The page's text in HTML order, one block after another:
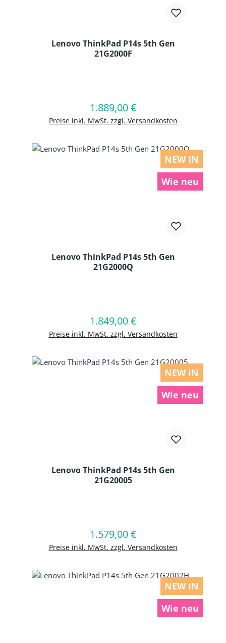
Lenovo ThinkPad P14s 5th Gen
21G2000F
Regulärer Preis:
1.889,00 €
Preise inkl. MwSt. zzgl. Versandkosten
In den Warenkorb
NEW IN
Wie neu
Lenovo ThinkPad P14s 5th Gen
21G2000Q
Regulärer Preis:
1.849,00 €
Preise inkl. MwSt. zzgl. Versandkosten
In den Warenkorb
NEW IN
Wie neu
Lenovo ThinkPad P14s 5th Gen
21G20005
Regulärer Preis:
1.579,00 €
Preise inkl. MwSt. zzgl. Versandkosten
In den Warenkorb
NEW IN
Wie neu